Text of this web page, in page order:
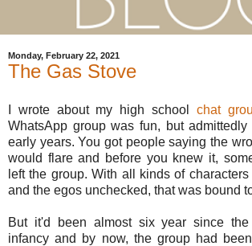
Monday, February 22, 2021
The Gas Stove
I wrote about my high school chat
WhatsApp group was fun, but
early years. You got people saying the
would flare and before you knew it,
left the group. With all kinds of
and the egos unchecked, that was bound
But it'd been almost six year since the
infancy and by now, the group had